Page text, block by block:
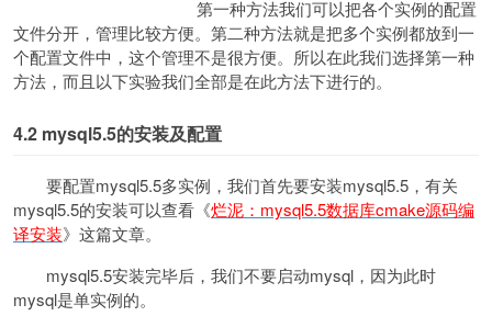
第一种方法我们可以把各个实例的配置
文件分开，管理比较方便。第二种方法就是把多个实例都放到一
个配置文件中，这个管理不是很方便。所以在此我们选择第一种
方法，而且以下实验我们全部是在此方法下进行的。
4.2 mysql5.5的安装及配置
要配置mysql5.5多实例，我们首先要安装mysql5.5，有关
mysql5.5的安装可以查看《烂泥：mysql5.5数据库cmake源码编
译安装》这篇文章。
mysql5.5安装完毕后，我们不要启动mysql，因为此时
mysql是单实例的。